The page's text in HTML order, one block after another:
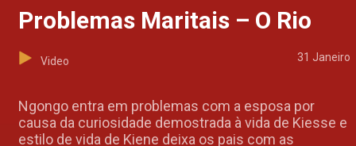
Problemas Maritais – O Rio
Video 31 Janeiro
Ngongo entra em problemas com a esposa por
causa da curiosidade demostrada à vida de Kiesse e
estilo de vida de Kiene deixa os pais com as